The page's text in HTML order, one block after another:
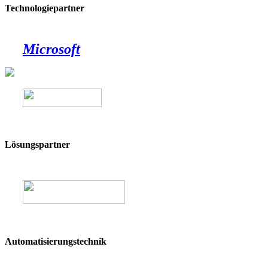
Technologiepartner
Microsoft
Lösungspartner
Automatisierungstechnik